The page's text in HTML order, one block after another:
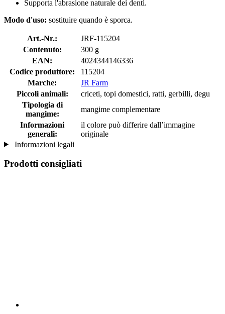
Supporta l'abrasione naturale dei denti.
Modo d'uso: sostituire quando è sporca.
Art.-Nr.:
JRF-115204
Contenuto:
300 g
EAN:
4024344146336
Codice produttore:
115204
Marche:
JR Farm
Piccoli animali:
criceti, topi domestici, ratti, gerbilli, degu
Tipologia di
mangime:
mangime complementare
Informazioni
generali:
il colore può differire dall’immagine
originale
Informazioni legali
Prodotti consigliati